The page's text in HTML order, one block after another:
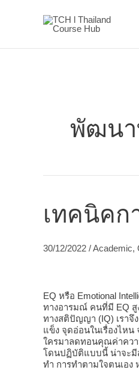
พัฒนา
เทคนิค
30/12/2022 /Academic,
EQ หรือ Emotional
ทางอารมณ์ คนที่มี EQ
ทางสติปัญญา (IQ) เราจึ
แข็ง จุดอ่อนในเรื่องไหน
ใครมาลดทอนคุณค่าควา
โดนปฏิบัติแบบนี้ น่าจะมีส
ทำ การทำตามใจตนเอง
การ
ควบคุม
ชาญ
ฉลาด